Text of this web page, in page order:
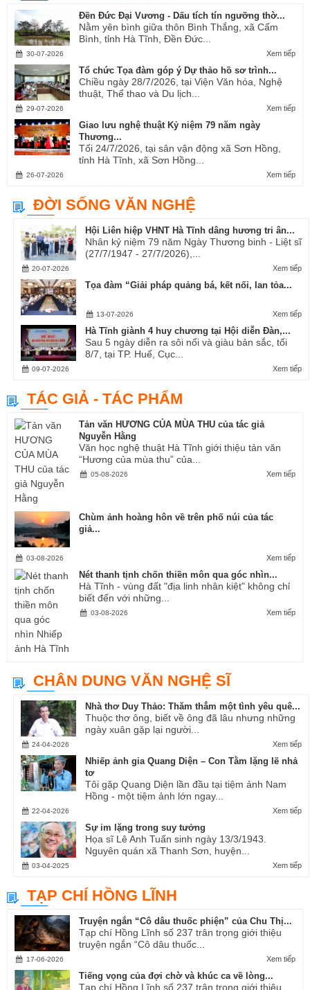
Đền Đức Đại Vương - Dấu tích tín ngưỡng thờ...
Nằm yên bình giữa thôn Bình Thắng, xã Cẩm
Bình, tỉnh Hà Tĩnh, Đền Đức...
Xem tiếp
30-07-2026
Tổ chức Tọa đàm góp ý Dự thảo hồ sơ trình...
Chiều ngày 28/7/2026, tại Viện Văn hóa, Nghệ
thuật, Thể thao và Du lịch...
Xem tiếp
29-07-2026
Giao lưu nghệ thuật Kỷ niệm 79 năm ngày
Thương...
Tối 24/7/2026, tại sân vận động xã Sơn Hồng,
tỉnh Hà Tĩnh, xã Sơn Hồng...
Xem tiếp
26-07-2026
ĐỜI SỐNG VĂN NGHỆ
Hội Liên hiệp VHNT Hà Tĩnh dâng hương tri ân...
Nhân kỷ niệm 79 năm Ngày Thương binh - Liệt sĩ
(27/7/1947 - 27/7/2026),...
Xem tiếp
20-07-2026
Tọa đàm “Giải pháp quảng bá, kết nối, lan tỏa...
Xem tiếp
13-07-2026
Hà Tĩnh giành 4 huy chương tại Hội diễn Đàn,...
Sau 5 ngày diễn ra sôi nổi và giàu bản sắc, tối
8/7, tại TP. Huế, Cục...
Xem tiếp
09-07-2026
TÁC GIẢ - TÁC PHẨM
Tản văn HƯƠNG CỦA MÙA THU của tác giả
Nguyễn Hằng
Văn học nghệ thuật Hà Tĩnh giới thiệu tản văn
“Hương của mùa thu” của...
Xem tiếp
05-08-2026
Chùm ảnh hoàng hôn về trên phố núi của tác
giả...
Xem tiếp
03-08-2026
Nét thanh tịnh chốn thiền môn qua góc nhìn...
Hà Tĩnh - vùng đất "địa linh nhân kiệt" không chỉ
biết đến với những...
Xem tiếp
03-08-2026
CHÂN DUNG VĂN NGHỆ SĨ
Nhà thơ Duy Thảo: Thăm thẳm một tình yêu quê...
Thuộc thơ ông, biết về ông đã lâu nhưng những
ngày xuân gặp lại người...
Xem tiếp
24-04-2026
Nhiếp ảnh gia Quang Diện – Con Tằm lặng lẽ nhả
tơ
Tôi gặp Quang Diện lần đầu tại tiệm ảnh Nam
Hồng - một tiệm ảnh lớn ngay...
Xem tiếp
22-04-2026
Sự im lặng trong suy tưởng
Họa sĩ Lê Anh Tuấn sinh ngày 13/3/1943.
Nguyên quán xã Thanh Sơn, huyện...
Xem tiếp
03-04-2025
TẠP CHÍ HỒNG LĨNH
Truyện ngắn “Cô dâu thuốc phiện” của Chu Thị...
Tạp chí Hồng Lĩnh số 237 trân trọng giới thiệu
truyện ngắn “Cô dâu thuốc...
Xem tiếp
17-06-2026
Tiếng vọng của đợi chờ và khúc ca về lòng...
Tạp chí Hồng Lĩnh số 237 trân trọng giới thiệu